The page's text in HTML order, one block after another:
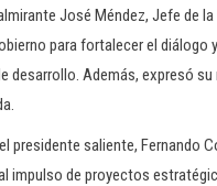
José Méndez, Jefe de
para fortalecer el
Además, expresó
presidente saliente, Fernando
de proyectos